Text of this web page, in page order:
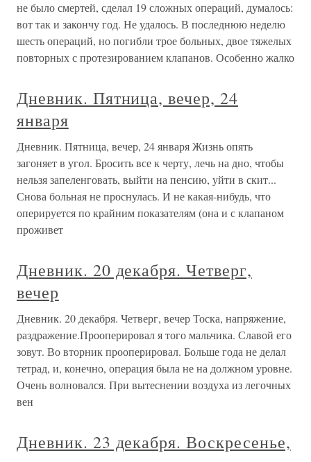
не было смертей, сделал 19 сложных операций, думалось:
вот так и закончу год. Не удалось. В последнюю неделю
шесть операций, но погибли трое больных, двое тяжелых
повторных с протезированием клапанов. Особенно жалко
Дневник. Пятница, вечер, 24
января
Дневник. Пятница, вечер, 24 января Жизнь опять
загоняет в угол. Бросить все к черту, лечь на дно, чтобы
нельзя запеленговать, выйти на пенсию, уйти в скит...
Снова больная не проснулась. И не какая-нибудь, что
оперируется по крайним показателям (она и с клапаном
проживет
Дневник. 20 декабря. Четверг,
вечер
Дневник. 20 декабря. Четверг, вечер Тоска, напряжение,
раздражение.Прооперировал я того мальчика. Славой его
зовут. Во вторник прооперировал. Больше года не делал
тетрад, и, конечно, операция была не на должном уровне.
Очень волновался. При вытеснении воздуха из легочных
вен
Дневник. 23 декабря. Воскресенье,